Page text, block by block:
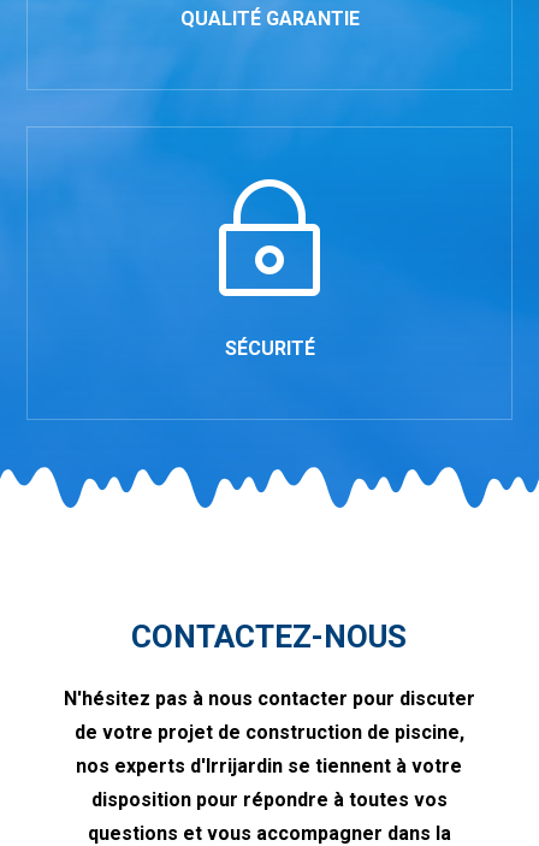
QUALITÉ GARANTIE
~
SÉCURITÉ
CONTACTEZ-NOUS
N'hésitez pas à nous contacter pour discuter
de votre projet de construction de piscine,
nos experts d'Irrijardin se tiennent à votre
disposition pour répondre à toutes vos
questions et vous accompagner dans la